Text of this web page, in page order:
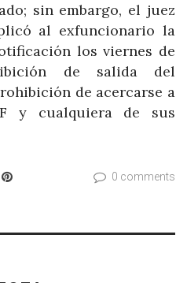
sin embargo, el juez
al exfuncionario la
los viernes de
de salida del
de acercarse a
y cualquiera de sus
Pinterest 0 comments